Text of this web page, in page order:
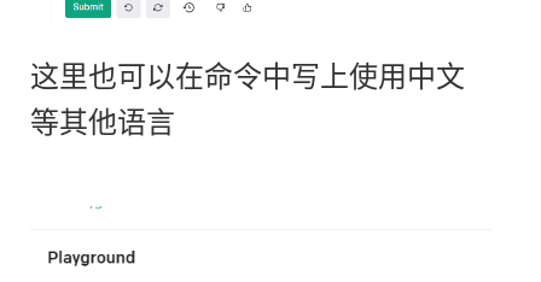
这里也可以在命令中写上使用中文
等其他语言